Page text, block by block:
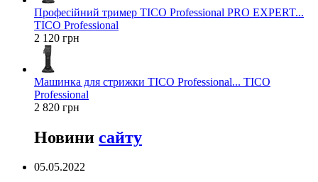
Професійний тример TICO Professional PRO EXPERT...
TICO Professional
2 120 грн
Машинка для стрижки TICO Professional... TICO
Professional
2 820 грн
Новини сайту
05.05.2022